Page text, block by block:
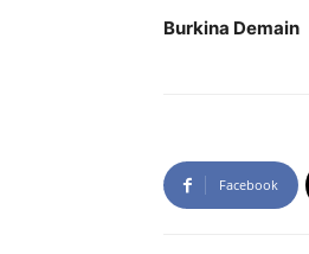
Burkina Demain
Facebook